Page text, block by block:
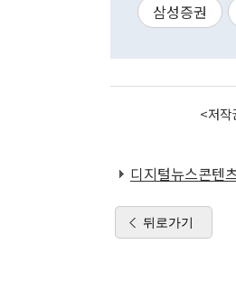
삼성증권
<저작
디지털뉴스콘텐
뒤로가기